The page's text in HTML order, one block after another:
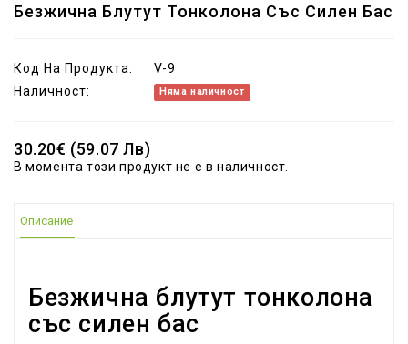
Безжична Блутут Тонколона Със Силен Бас
Код На Продукта:
V-9
Наличност:
Няма наличност
30.20€ (59.07 Лв)
В момента този продукт не е в наличност.
Описание
Безжична блутут тонколона
със силен бас